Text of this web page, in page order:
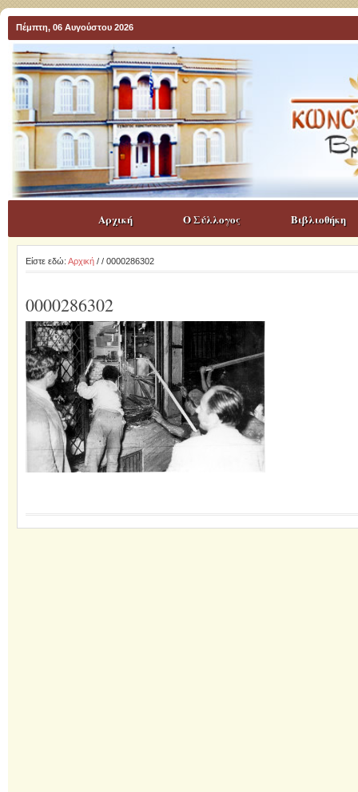
Πέμπτη, 06 Αυγούστου 2026
Αρχική Ο Σύλλογος Βιβλιοθήκη
Είστε εδώ: Αρχική/ / 0000286302
0000286302